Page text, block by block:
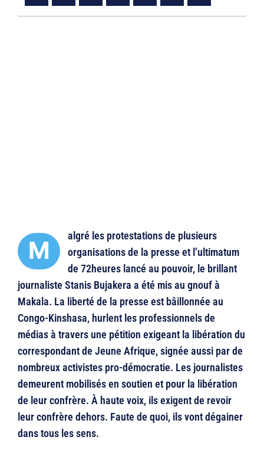
M
algré les protestations de plusieurs
organisations de la presse et l’ultimatum
de 72heures lancé au pouvoir, le brillant
journaliste Stanis Bujakera a été mis au gnouf à
Makala. La liberté de la presse est bâillonnée au
Congo-Kinshasa, hurlent les professionnels de
médias à travers une pétition exigeant la libération du
correspondant de Jeune Afrique, signée aussi par de
nombreux activistes pro-démocratie. Les journalistes
demeurent mobilisés en soutien et pour la libération
de leur confrère. À haute voix, ils exigent de revoir
leur confrère dehors. Faute de quoi, ils vont dégainer
dans tous les sens.